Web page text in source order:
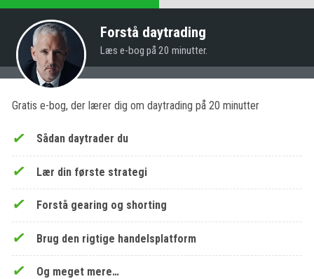
Forstå daytrading
Læs e-bog på 20 minutter.
Gratis e-bog, der lærer dig om daytrading på 20 minutter
Sådan daytrader du
Lær din første strategi
Forstå gearing og shorting
Brug den rigtige handelsplatform
Og meget mere…